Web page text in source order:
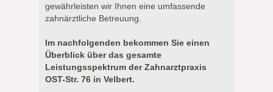
gewährleisten wir Ihnen eine umfassende
zahnärztliche Betreuung.
Im nachfolgenden bekommen Sie einen
Überblick über das gesamte
Leistungsspektrum der Zahnarztpraxis
OST-Str. 76 in Velbert.